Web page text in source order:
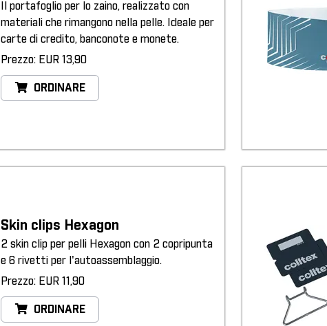
Il portafoglio per lo zaino, realizzato con
materiali che rimangono nella pelle. Ideale per
carte di credito, banconote e monete.
Prezzo: EUR 13,90
ORDINARE
Skin clips Hexagon
2 skin clip per pelli Hexagon con 2 copripunta
e 6 rivetti per l'autoassemblaggio.
Prezzo: EUR 11,90
ORDINARE